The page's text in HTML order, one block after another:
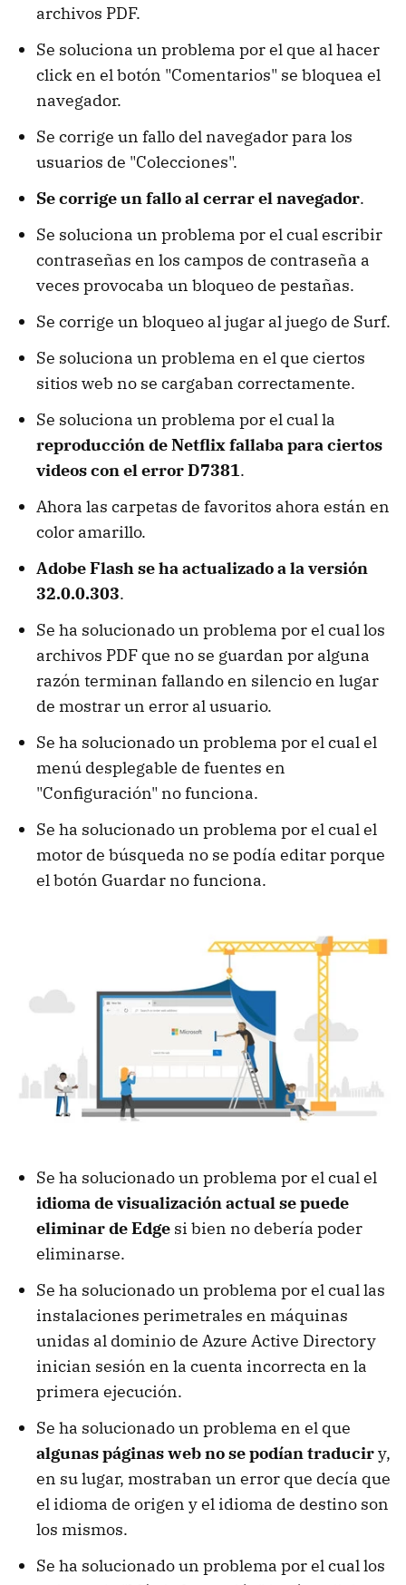
archivos PDF.
Se soluciona un problema por el que al hacer
click en el botón "Comentarios" se bloquea el
navegador.
Se corrige un fallo del navegador para los
usuarios de "Colecciones".
Se corrige un fallo al cerrar el navegador.
Se soluciona un problema por el cual escribir
contraseñas en los campos de contraseña a
veces provocaba un bloqueo de pestañas.
Se corrige un bloqueo al jugar al juego de Surf.
Se soluciona un problema en el que ciertos
sitios web no se cargaban correctamente.
Se soluciona un problema por el cual la
reproducción de Netflix fallaba para ciertos
videos con el error D7381.
Ahora las carpetas de favoritos ahora están en
color amarillo.
Adobe Flash se ha actualizado a la versión
32.0.0.303.
Se ha solucionado un problema por el cual los
archivos PDF que no se guardan por alguna
razón terminan fallando en silencio en lugar
de mostrar un error al usuario.
Se ha solucionado un problema por el cual el
menú desplegable de fuentes en
"Configuración" no funciona.
Se ha solucionado un problema por el cual el
motor de búsqueda no se podía editar porque
el botón Guardar no funciona.
Se ha solucionado un problema por el cual el
idioma de visualización actual se puede
eliminar de Edge si bien no debería poder
eliminarse.
Se ha solucionado un problema por el cual las
instalaciones perimetrales en máquinas
unidas al dominio de Azure Active Directory
inician sesión en la cuenta incorrecta en la
primera ejecución.
Se ha solucionado un problema en el que
algunas páginas web no se podían traduciry,
en su lugar, mostraban un error que decía que
el idioma de origen y el idioma de destino son
los mismos.
Se ha solucionado un problema por el cual los